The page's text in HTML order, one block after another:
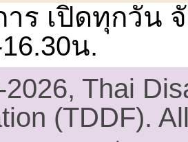
าร เปิดทุกวัน
น.
Thai
(TDDF).